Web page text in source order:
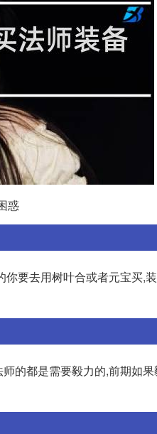
惑
你要去用树叶合或者元宝
的都是需要毅力的,前期如